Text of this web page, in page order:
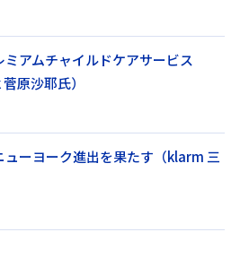
アムチャイルドケアサービス
原沙耶氏）
ューヨーク進出を果たす（klarm 三